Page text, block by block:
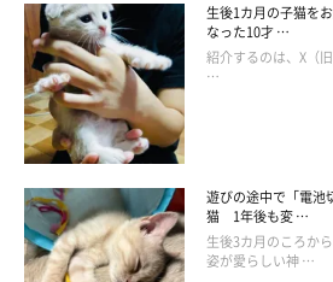
飼い主さんによると、チコちゃんには、
るのだとか。一体、それはどのような
飼い主さん：
「『チココレ（チココレクション）』と
るみをいくつも持っていて、大切にして
ないとき、そのぬいぐるみを運んで私の
たり、くわえて持ち歩き、一緒に箱の中
生後1カ月の子猫を
なった10才 …
紹介するのは、X（
…
遊びの途中で「電池
猫 1年後も変 …
生後3カ月のころか
姿が愛らしい神 …